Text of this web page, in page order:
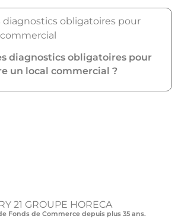
diagnostics obligatoires pour
un local commercial ?
Fonds de Commerce depuis plus 35 ans.